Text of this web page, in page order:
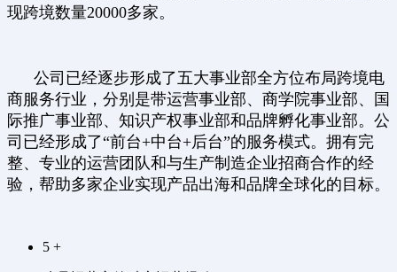
现跨境数量20000多家。
公司已经逐步形成了五大事业部全方位布局跨境电
商服务行业，分别是带运营事业部、商学院事业部、国
际推广事业部、知识产权事业部和品牌孵化事业部。公
司已经形成了“前台+中台+后台”的服务模式。拥有完
整、专业的运营团队和与生产制造企业招商合作的经
验，帮助多家企业实现产品出海和品牌全球化的目标。
5 +